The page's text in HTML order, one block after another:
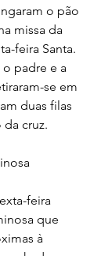
o pão
missa da
feira Santa.
padre e a
se em
duas filas
da cruz.
feira
que
à